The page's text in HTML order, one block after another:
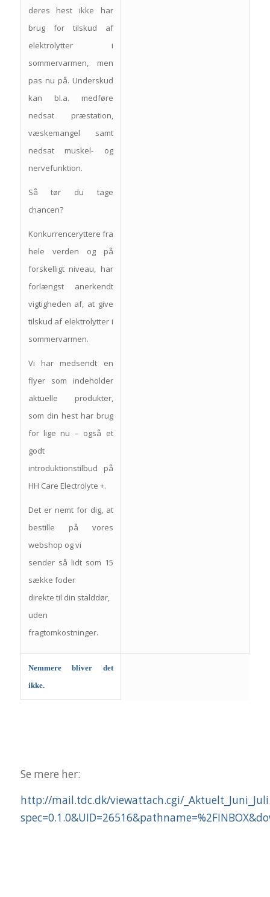
deres hest ikke har
brug for tilskud af
elektrolytter i
sommervarmen, men
pas nu på. Underskud
kan bl.a. medføre
nedsat præstation,
væskemangel samt
nedsat muskel- og
nervefunktion.
Så tør du tage
chancen?
Konkurrenceryttere fra
hele verden og på
forskelligt niveau, har
forlængst anerkendt
vigtigheden af, at give
tilskud af elektrolytter i
sommervarmen.
Vi har medsendt en
flyer som indeholder
aktuelle produkter,
som din hest har brug
for lige nu – også et
godt
introduktionstilbud på
HH Care Electrolyte +.
Det er nemt for dig, at
bestille på vores
webshop og vi
sender så lidt som 15
sække foder
direkte til din stalddør,
uden
fragtomkostninger.
Nemmere bliver det
ikke.
Se mere her:
http://mail.tdc.dk/viewattach.cgi/